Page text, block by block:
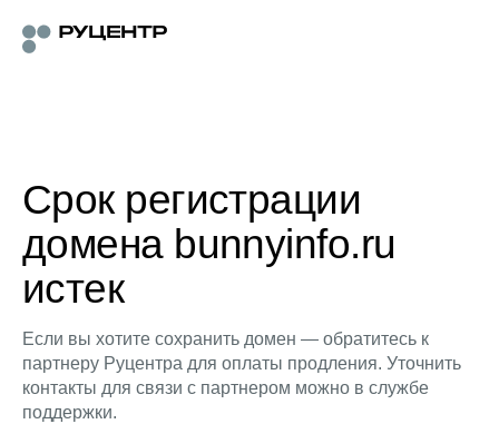
Срок регистрации
домена bunnyinfo.ru
истек
Если вы хотите сохранить домен — обратитесь к
партнеру Руцентра для оплаты продления. Уточнить
контакты для связи с партнером можно в службе
поддержки.